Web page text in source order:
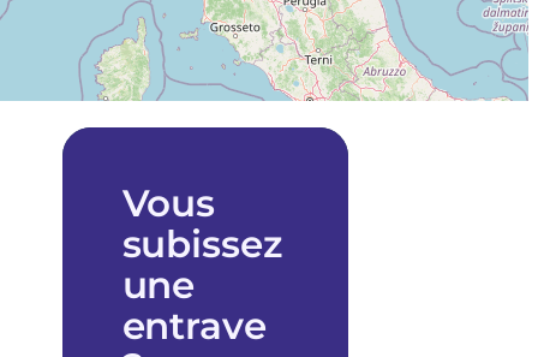
|©OpenStreetMapcontributors
Vous
subissez
une
entrave